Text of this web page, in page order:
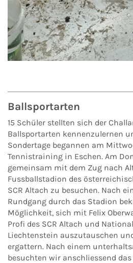
Ballsportarten
15 Schüler stellten sich der
Ballsportarten kennenzulernen
Sondertage begannen am
Tennistraining in Eschen. Am
gemeinsam mit dem Zug nach
Fussballstadion des
SCR Altach zu besuchen. Nach
Rundgang durch das Stadion
Möglichkeit, sich mit Felix
Profi des SCR Altach und
Liechtenstein auszutauschen
ergattern. Nach einem
besuchten wir anschliessend